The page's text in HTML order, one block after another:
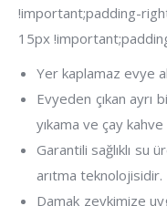
!important;padding-
15px
Yer kaplamaz evye
Evyeden çıkan ayrı
yıkama ve çay kahve
Garantili sağlıklı su
arıtma teknolojisidir.
Damak zevkimize